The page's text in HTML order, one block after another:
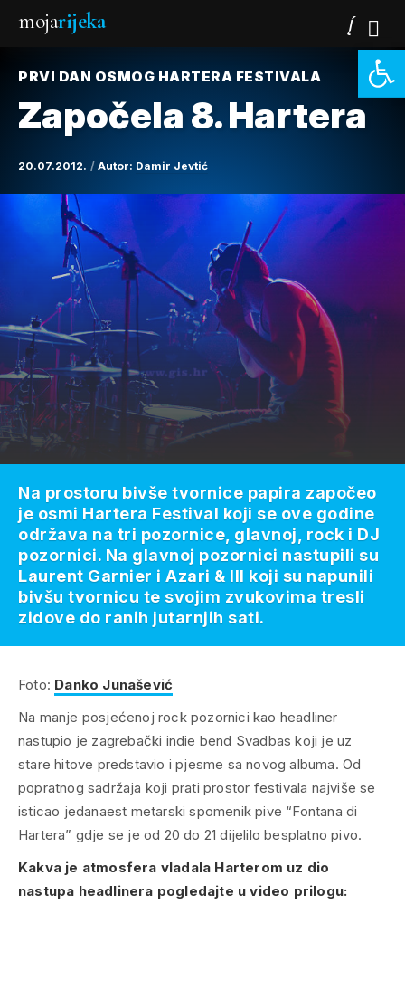
mojarijeka
PRVI DAN OSMOG HARTERA FESTIVALA
Započela 8. Hartera
20.07.2012. Autor: Damir Jevtić
Foto: Danko Junašević
Na manje posjećenoj rock pozornici kao headliner
nastupio je zagrebački indie bend Svadbas koji je uz
stare hitove predstavio i pjesme sa novog albuma. Od
popratnog sadržaja koji prati prostor festivala najviše se
isticao jedanaest metarski spomenik pive “Fontana di
Hartera” gdje se je od 20 do 21 dijelilo besplatno pivo.
Kakva je atmosfera vladala Harterom uz dio
nastupa headlinera pogledajte u video prilogu:
Na prostoru bivše tvornice papira započeo
je osmi Hartera Festival koji se ove godine
održava na tri pozornice, glavnoj, rock i DJ
pozornici. Na glavnoj pozornici nastupili su
Laurent Garnier i Azari & III koji su napunili
bivšu tvornicu te svojim zvukovima tresli
zidove do ranih jutarnjih sati.